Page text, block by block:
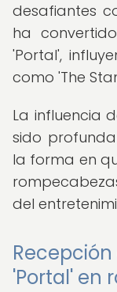
desafiantes
ha
'Portal',
como 'The
La influencia
sido
la forma en
del
'Portal' en